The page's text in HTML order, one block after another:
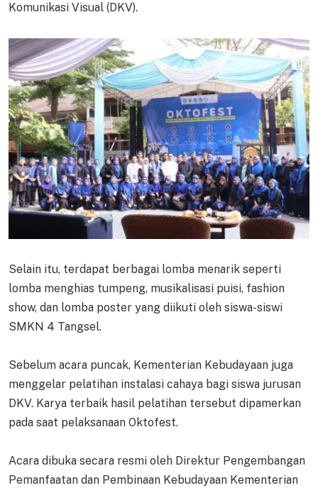
Komunikasi Visual (DKV).
Selain itu, terdapat berbagai lomba menarik seperti
lomba menghias tumpeng, musikalisasi puisi, fashion
show, dan lomba poster yang diikuti oleh siswa-siswi
SMKN 4 Tangsel.
Sebelum acara puncak, Kementerian Kebudayaan juga
menggelar pelatihan instalasi cahaya bagi siswa jurusan
DKV. Karya terbaik hasil pelatihan tersebut dipamerkan
pada saat pelaksanaan Oktofest.
Acara dibuka secara resmi oleh Direktur Pengembangan
Pemanfaatan dan Pembinaan Kebudayaan Kementerian